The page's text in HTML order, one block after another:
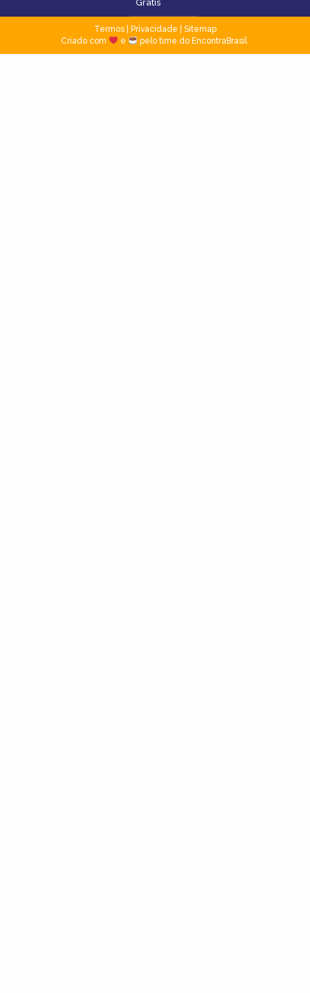
Grátis
Termos| Privacidade
Sitemap
Criado com
e pelo time do EncontraBrasil